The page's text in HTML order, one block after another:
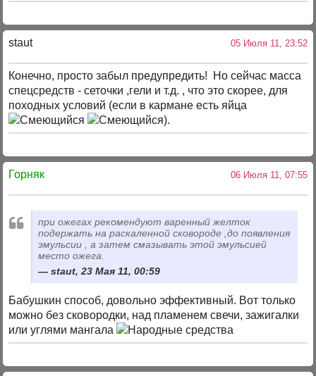
staut 05 Июля 11, 23:52
Конечно, просто забыл предупредить! Но сейчас масса
спецсредств - сеточки ,гели и т.д. , что это скорее, для
походных условий (если в кармане есть яйца
).
Горняк 06 Июля 11, 07:55
при ожегах рекомендуют варенный желток
подержать на раскаленной сковороде ,до появления
эмульсии , а затем смазывать этой эмульсией
место ожега.
staut, 23 Мая 11, 00:59
Бабушкин способ, довольно эффективный. Вот только
можно без сковородки, над пламенем свечи, зажигалки
или углями мангала